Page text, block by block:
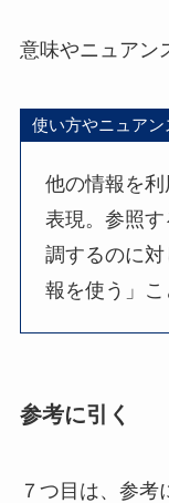
意味やニュアン
使い方やニュアン
他の情報を
表現。参照
調するのに
報を使う」こ
参考に引く
７つ目は、参考